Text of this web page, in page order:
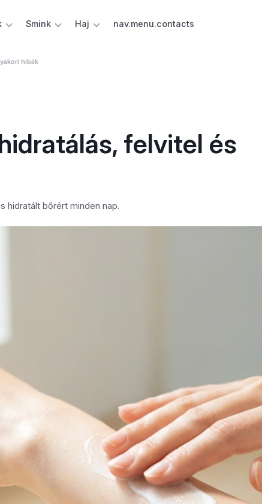
Smink Haj nav.menu.contacts
hibák
felvitel és
hidratált bőrért minden nap.